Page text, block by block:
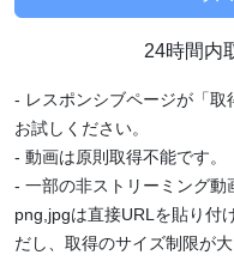
24時間内
- レスポンシブページが「取
お試しください。
- 動画は原則取得不能です。
- 一部の非ストリーミング
png,jpgは直接URLを貼り付
だし、取得のサイズ制限が